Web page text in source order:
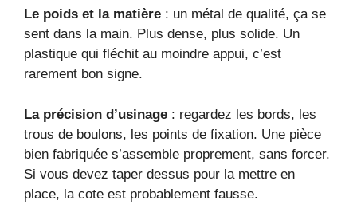
Le poids et la matière : un métal de qualité, ça se
sent dans la main. Plus dense, plus solide. Un
plastique qui fléchit au moindre appui, c’est
rarement bon signe.
La précision d’usinage : regardez les bords, les
trous de boulons, les points de fixation. Une pièce
bien fabriquée s’assemble proprement, sans forcer.
Si vous devez taper dessus pour la mettre en
place, la cote est probablement fausse.